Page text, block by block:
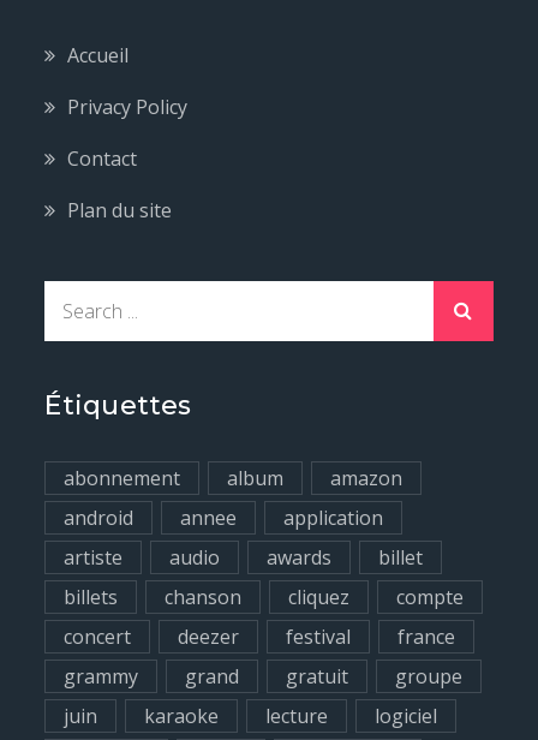
Accueil
Privacy Policy
Contact
Plan du site
r
h
f
o
Étiquettes
abonnement album
amazon
android
annee
application
artiste
audio awards
billet
billets
chanson cliquez
compte
concert
deezer festival
france
grammy
grand gratuit
groupe
juin
karaoke lecture
logiciel